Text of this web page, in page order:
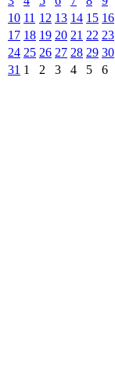
10 11 12 13 14 15 16
17 18 19 20 21 22 23
24 25 26 27 28 29 30
31 1 2 3 4 5 6